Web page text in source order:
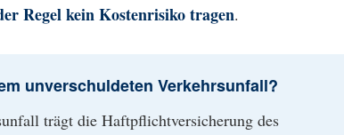
Regel kein Kostenrisiko tragen.
unverschuldeten Verkehrsunfall?
trägt die Haftpflichtversicherung des